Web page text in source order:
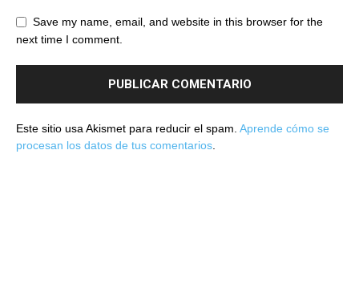
Save my name, email, and website in this browser for the
next time I comment.
Este sitio usa Akismet para reducir el spam. Aprende cómo se
procesan los datos de tus comentarios